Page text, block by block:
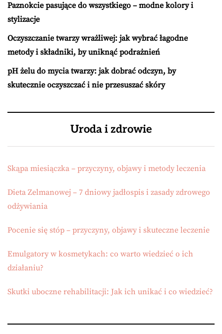
Paznokcie pasujące do wszystkiego – modne kolory i
stylizacje
Oczyszczanie twarzy wrażliwej: jak wybrać łagodne
metody i składniki, by uniknąć podrażnień
pH żelu do mycia twarzy: jak dobrać odczyn, by
skutecznie oczyszczać i nie przesuszać skóry
Uroda i zdrowie
Skąpa miesiączka – przyczyny, objawy i metody leczenia
Dieta Zelmanowej – 7 dniowy jadłospis i zasady zdrowego
odżywiania
Pocenie się stóp – przyczyny, objawy i skuteczne leczenie
Emulgatory w kosmetykach: co warto wiedzieć o ich
działaniu?
Skutki uboczne rehabilitacji: Jak ich unikać i co wiedzieć?